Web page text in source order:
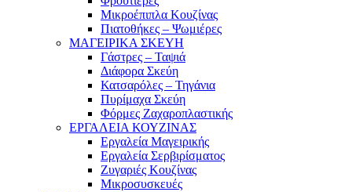
Μικροέπιπλα Κουζίνας
Πιατοθήκες – Ψωμιέρες
ΜΑΓΕΙΡΙΚΑ ΣΚΕΥΗ
Γάστρες – Ταψιά
Διάφορα Σκεύη
Κατσαρόλες – Τηγάνια
Πυρίμαχα Σκεύη
Φόρμες Ζαχαροπλαστικής
ΕΡΓΑΛΕΙΑ ΚΟΥΖΙΝΑΣ
Εργαλεία Μαγειρικής
Εργαλεία Σερβιρίσματος
Ζυγαριές Κουζίνας
Μικροσυσκευές